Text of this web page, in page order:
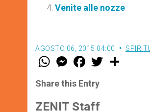
Venite alle nozze
AGOSTO 06, 2015 04:00
W
t
s
p
M
e
s
e
g
F
a
e
b
o
w
Share this Entry
ZENIT Staff